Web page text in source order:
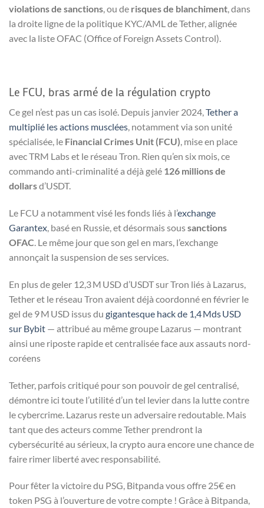
violations de sanctions, ou de risques de blanchiment, dans
la droite ligne de la politique KYC/AML de Tether, alignée
avec la liste OFAC (Office of Foreign Assets Control).
Le FCU, bras armé de la régulation crypto
Ce gel n’est pas un cas isolé. Depuis janvier 2024,Tether a
multiplié les actions musclées, notamment via son unité
spécialisée, le Financial Crimes Unit (FCU), mise en place
avec TRM Labs et le réseau Tron. Rien qu’en six mois, ce
commando anti-criminalité a déjà gelé 126 millions de
dollarsd’USDT.
Le FCU a notamment visé les fonds liés à l’exchange
Garantex, basé en Russie, et désormais soussanctions
OFAC. Le même jour que son gel en mars, l’exchange
annonçait la suspension de ses services.
En plus de geler 12,3 M USD d’USDT sur Tron liés à Lazarus,
Tether et le réseau Tron avaient déjà coordonné en février le
gel de 9 M USD issus du gigantesque hack de 1,4 Mds USD
sur Bybit — attribué au même groupe Lazarus — montrant
ainsi une riposte rapide et centralisée face aux assauts nord-
coréens
Tether, parfois critiqué pour son pouvoir de gel centralisé,
démontre ici toute l’utilité d’un tel levier dans la lutte contre
le cybercrime. Lazarus reste un adversaire redoutable. Mais
tant que des acteurs comme Tether prendront la
cybersécurité au sérieux, la crypto aura encore une chance de
faire rimer liberté avec responsabilité.
Pour fêter la victoire du PSG, Bitpanda vous offre 25€ en
token PSG à l’ouverture de votre compte ! Grâce à Bitpanda,